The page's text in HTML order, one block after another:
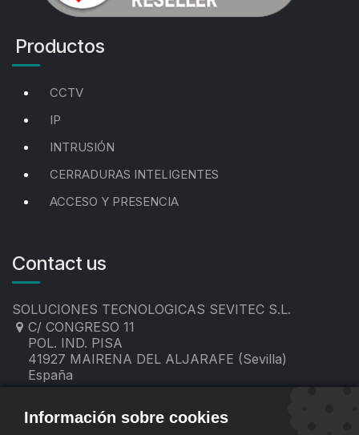
Productos
CCTV
IP
INTRUSIÓN
CERRADURAS INTELIGENTES
ACCESO Y PRESENCIA
Contact us
SOLUCIONES TECNOLOGICAS SEVITEC S.L.
C/ CONGRESO 11
POL. IND. PISA
41927 MAIRENA DEL ALJARAFE (Sevilla)
España
contacto@sevitec.es
Información sobre cookies